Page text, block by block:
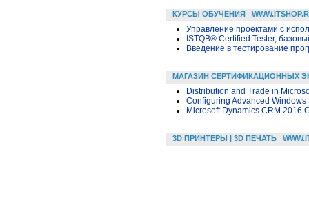
КУРСЫ ОБУЧЕНИЯ
Управление проектами с
ISTQB® Certified Tester,
Введение в тестирование
МАГАЗИН СЕРТИФИКАЦИОННЫХ
Distribution and Trade in
Configuring Advanced
Microsoft Dynamics CRM 2016
3D ПРИНТЕРЫ | 3D ПЕЧАТЬ